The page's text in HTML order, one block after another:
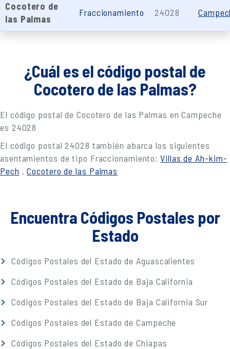
Cocotero de
las Palmas
Fraccionamiento 24028
¿Cuál es el código postal de
Cocotero de las Palmas?
El código postal de Cocotero de las Palmas en Campeche
es 24028
El código postal 24028 también abarca los siguientes
asentamientos de tipo Fraccionamiento:Villas de Ah-kim-
Pech ,Cocotero de las Palmas
Encuentra Códigos Postales por
Estado
Códigos Postales del Estado de Aguascalientes
Códigos Postales del Estado de Baja California
Códigos Postales del Estado de Baja California Sur
Códigos Postales del Estado de Campeche
Códigos Postales del Estado de Chiapas